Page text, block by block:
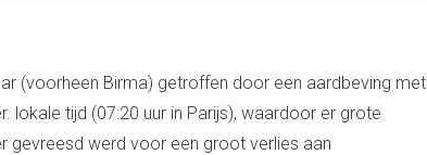
(voorheen Birma) getroffen door een aardbeving met
lokale tijd (07:20 uur in Parijs), waardoor er grote
gevreesd werd voor een groot verlies aan